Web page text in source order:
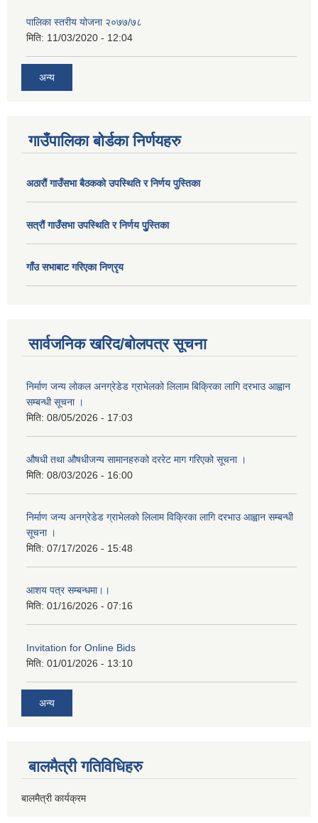
पालिका स्तरीय योजना २०७७/७८
मिति: 11/03/2020 - 12:04
अन्य
गाउँपालिका बोर्डका निर्णयहरु
अठाराैं गाउँसभा बैठकको उपस्थिति र निर्णय पुस्तिका
सत्राैं गाउँसभा उपस्थिति र निर्णय पुु्स्तिका
गाँउ सभाबाट गरिएका निण्रृय
सार्वजनिक खरिद/बोलपत्र सूचना
निर्माण जन्य लोकल अनग्रेडेड ग्राभेलको लिलाम बिक्रिका लागि दरभाउ आह्वान
सम्बन्धी सूचना ।
मिति: 08/05/2026 - 17:03
औषधी तथा औषधीजन्य सामानहरुको दररेट माग गरिएको सूचना ।
मिति: 08/03/2026 - 16:00
निर्माण जन्य अनग्रेडेड ग्राभेलको लिलाम विक्रिका लागि दरभाउ आह्वान सम्बन्धी
सूचना ।
मिति: 07/17/2026 - 15:48
आशय पत्र सम्बन्धमा।।
मिति: 01/16/2026 - 07:16
Invitation for Online Bids
मिति: 01/01/2026 - 13:10
अन्य
बालमैत्री गतिविधिहरु
बालमैत्री कार्यक्रम